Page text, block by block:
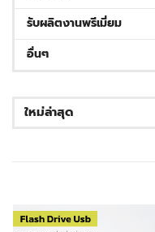
รับผลิตงานพรีเมี่ยม
อื่นๆ
ใหม่ล่าสุด